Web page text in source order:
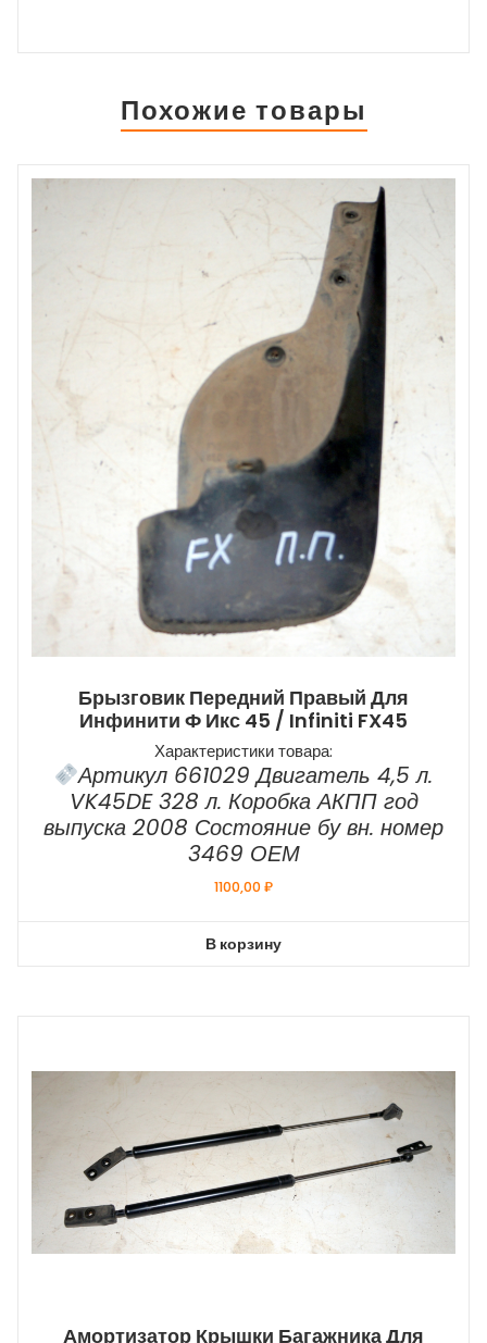
Похожие товары
Брызговик Передний Правый Для
Инфинити Ф Икс 45 / Infiniti FX45
Характеристики товара:
Артикул 661029 Двигатель 4,5 л.
VK45DE 328 л. Коробка АКПП год
выпуска 2008 Состояние бу вн. номер
3469 ОЕМ
1100,00₽
В корзину
Амортизатор Крышки Багажника Для